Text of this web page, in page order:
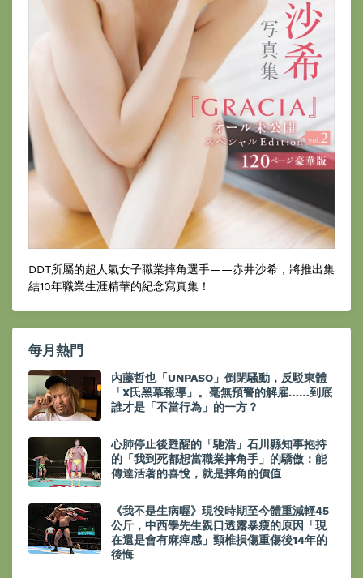
DDT所屬的超人氣女子職業摔角選手——赤井沙希，將推出集
結10年職業生涯精華的紀念寫真集！
每月熱門
內藤哲也「UNPASO」倒閉騷動，反駁東體
「X氏黑幕報導」。毫無預警的解雇……到底
誰才是「不當行為」的一方？
心肺停止後甦醒的「馳浩」石川縣知事抱持
的「我到死都想當職業摔角手」的驕傲：能
傳達活著的喜悅，就是摔角的價值
《我不是生病喔》現役時期至今體重減輕45
公斤，中西學先生親口透露暴瘦的原因「現
在還是會有麻痺感」頸椎損傷重傷後14年的
後悔